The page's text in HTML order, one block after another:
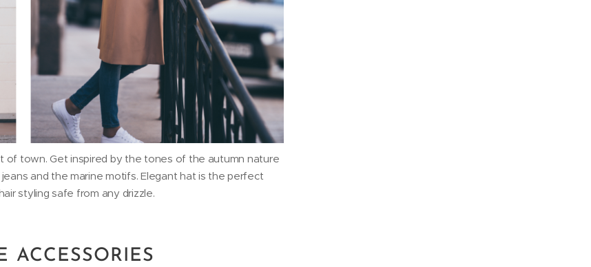
of town. Get inspired by the tones of the autumn nature
and the marine motifs. Elegant hat is the perfect
styling safe from any drizzle.
ACCESSORIES